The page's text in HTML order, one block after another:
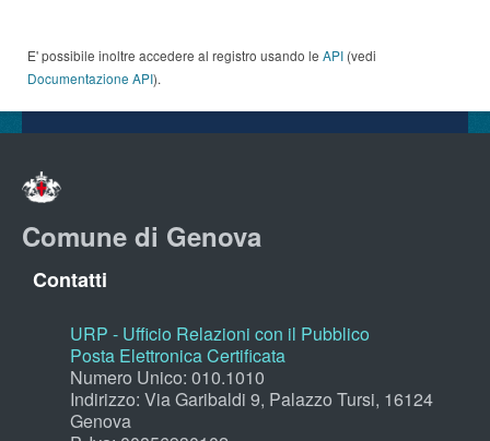
E' possibile inoltre accedere al registro usando le API (vedi
Documentazione API).
Comune di Genova
Contatti
URP - Ufficio Relazioni con il Pubblico
Posta Elettronica Certificata
Numero Unico: 010.1010
Indirizzo: Via Garibaldi 9, Palazzo Tursi, 16124
Genova